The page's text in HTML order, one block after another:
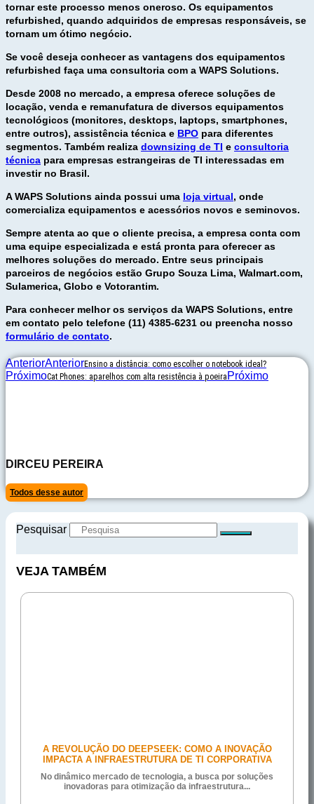
tornar este processo menos oneroso. Os equipamentos
refurbished, quando adquiridos de empresas responsáveis, se
tornam um ótimo negócio.
Se você deseja conhecer as vantagens dos equipamentos
refurbished faça uma consultoria com a WAPS Solutions.
Desde 2008 no mercado, a empresa oferece soluções de
locação, venda e remanufatura de diversos equipamentos
tecnológicos (monitores, desktops, laptops, smartphones,
entre outros), assistência técnica e BPO para diferentes
segmentos. Também realiza downsizing de TI e consultoria
técnica para empresas estrangeiras de TI interessadas em
investir no Brasil.
A WAPS Solutions ainda possui uma loja virtual, onde
comercializa equipamentos e acessórios novos e seminovos.
Sempre atenta ao que o cliente precisa, a empresa conta com
uma equipe especializada e está pronta para oferecer as
melhores soluções do mercado. Entre seus principais
parceiros de negócios estão Grupo Souza Lima, Walmart.com,
Sulamerica, Globo e Votorantim.
Para conhecer melhor os serviços da WAPS Solutions, entre
em contato pelo telefone (11) 4385-6231 ou preencha nosso
formulário de contato.
AnteriorAnteriorEnsino a distância: como escolher o notebook ideal?
PróximoCat Phones: aparelhos com alta resistência à poeira Próximo
DIRCEU PEREIRA
Todos desse autor
Pesquisar
VEJA TAMBÉM
A REVOLUÇÃO DO DEEPSEEK: COMO A INOVAÇÃO
IMPACTA A INFRAESTRUTURA DE TI CORPORATIVA
No dinâmico mercado de tecnologia, a busca por soluções
inovadoras para otimização da infraestrutura...